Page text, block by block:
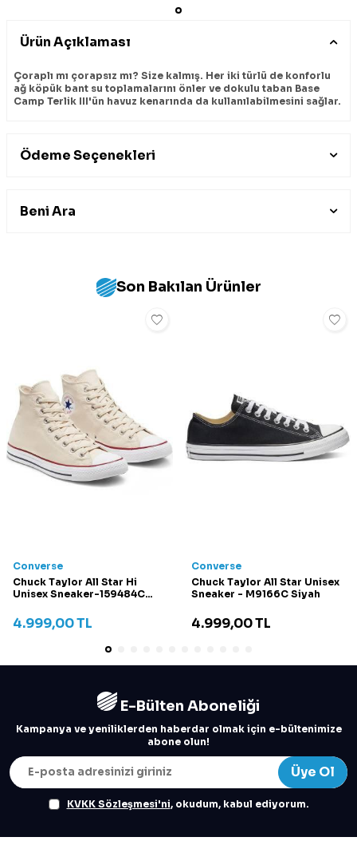
Ürün Açıklaması
Çoraplı mı çorapsız mı? Size kalmış. Her iki türlü de konforlu
ağ köpük bant su toplamalarını önler ve dokulu taban Base
Camp Terlik III'ün havuz kenarında da kullanılabilmesini sağlar.
Ödeme Seçenekleri
Beni Ara
Son Bakılan Ürünler
Converse
Chuck Taylor All Star Hi
Unisex Sneaker-159484C
4.999,00TL
Converse
Chuck Taylor All Star Unisex
Sneaker - M9166C Siyah
4.999,00TL
E-Bülten Aboneliği
Kampanya ve yeniliklerden haberdar olmak için e-bültenimize
abone olun!
Üye Ol
KVKK Sözleşmesi'ni, okudum, kabul ediyorum.